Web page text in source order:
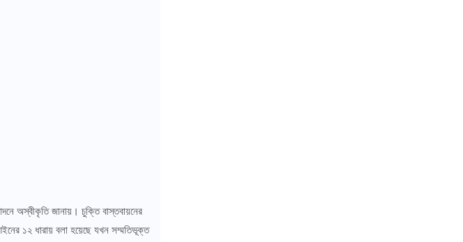
অস্বীকৃতি জানায়। চুক্তি বাস্তবায়নের
১২ ধারায় বলা হয়েছে যখন সম্মতিভূক্ত